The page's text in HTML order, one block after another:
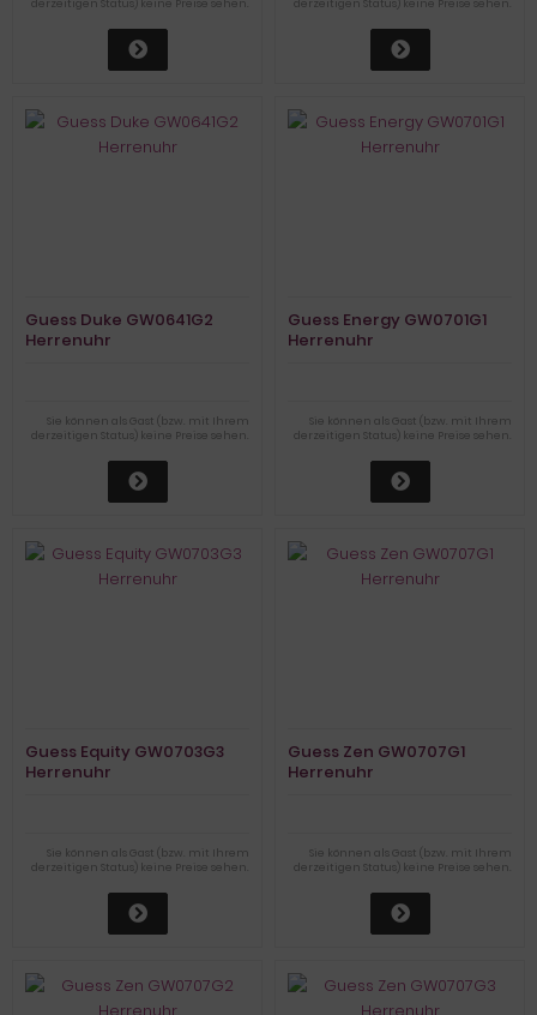
derzeitigen Status) keine Preise sehen. derzeitigen Status) keine Preise sehen.
Guess Duke GW0641G2
Herrenuhr
Sie können als Gast (bzw. mit Ihrem
derzeitigen Status) keine Preise sehen.
Guess Energy GW0701G1
Herrenuhr
Sie können als Gast (bzw. mit Ihrem
derzeitigen Status) keine Preise sehen.
Guess Equity GW0703G3
Herrenuhr
Sie können als Gast (bzw. mit Ihrem
derzeitigen Status) keine Preise sehen.
Guess Zen GW0707G1
Herrenuhr
Sie können als Gast (bzw. mit Ihrem
derzeitigen Status) keine Preise sehen.